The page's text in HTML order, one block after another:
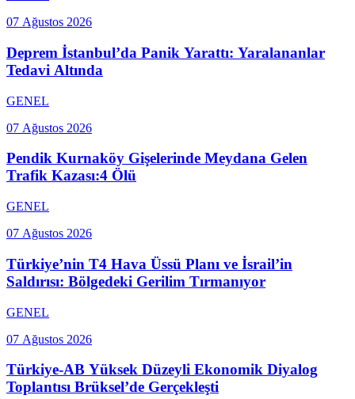
07 Ağustos 2026
Deprem İstanbul’da Panik Yarattı: Yaralananlar
Tedavi Altında
GENEL
07 Ağustos 2026
Pendik Kurnaköy Gişelerinde Meydana Gelen
Trafik Kazası:4 Ölü
GENEL
07 Ağustos 2026
Türkiye’nin T4 Hava Üssü Planı ve İsrail’in
Saldırısı: Bölgedeki Gerilim Tırmanıyor
GENEL
07 Ağustos 2026
Türkiye-AB Yüksek Düzeyli Ekonomik Diyalog
Toplantısı Brüksel’de Gerçekleşti